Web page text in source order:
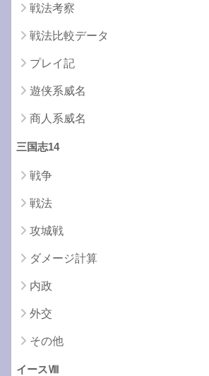
戦法考察
戦法比較データ
プレイ記
遊侠系威名
商人系威名
三国志14
戦争
戦法
攻城戦
ダメージ計算
内政
外交
その他
イースⅧ